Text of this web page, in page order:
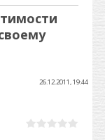
26.12.2011, 19:44